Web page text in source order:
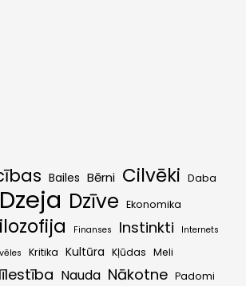
Bailes Bērni Cilvēki Daba
Dzeja Dzīve Ekonomika
Finanses Instinkti
Internets
Kritika Kultūra Kļūdas Meli
Nauda Nākotne Padomi